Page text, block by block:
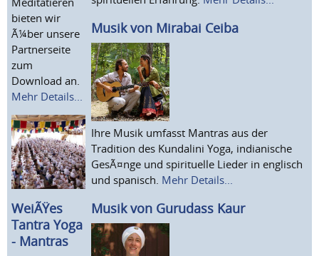
bieten wir
Ã¼ber unsere
Partnerseite
zum
Download an.
Mehr Details...
WeiÃŸes
Tantra Yoga
- Mantras
Musik von Mirabai Ceiba
Ihre Musik umfasst Mantras aus der
Tradition des Kundalini Yoga, indianische
GesÃ¤nge und spirituelle Lieder in englisch
und spanisch. Mehr Details...
Musik von Gurudass Kaur